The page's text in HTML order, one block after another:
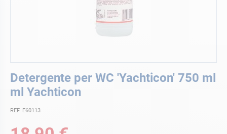
Detergente per WC 'Yachticon' 750 ml
ml Yachticon
REF. E60113
all'inizio
della
galleria
di